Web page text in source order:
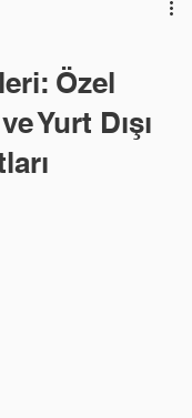
Özel
Yurt Dışı